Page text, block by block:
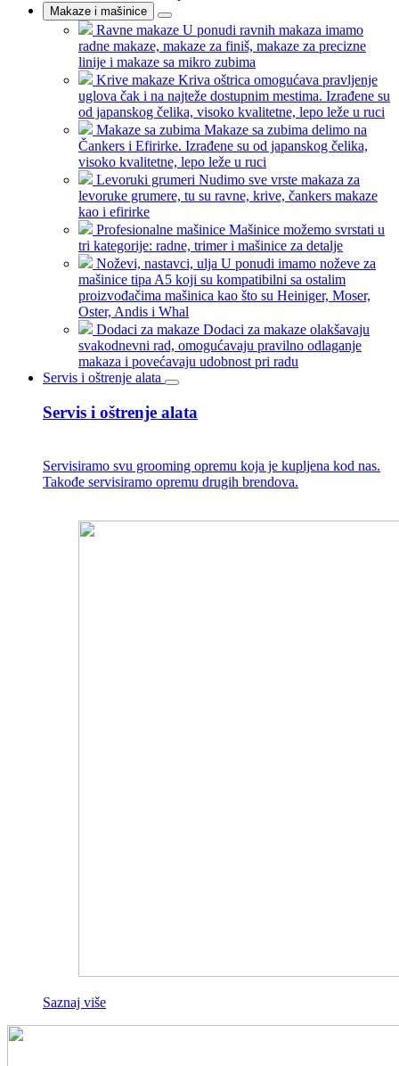
Makaze i mašinice
Ravne makaze U ponudi ravnih makaza imamo
radne makaze, makaze za finiš, makaze za precizne
linije i makaze sa mikro zubima
Krive makaze Kriva oštrica omogućava pravljenje
uglova čak i na najteže dostupnim mestima. Izrađene su
od japanskog čelika, visoko kvalitetne, lepo leže u ruci
Makaze sa zubima Makaze sa zubima delimo na
Čankers i Efirirke. Izrađene su od japanskog čelika,
visoko kvalitetne, lepo leže u ruci
Levoruki grumeri Nudimo sve vrste makaza za
levoruke grumere, tu su ravne, krive, čankers makaze
kao i efirirke
Profesionalne mašinice Mašinice možemo svrstati u
tri kategorije: radne, trimer i mašinice za detalje
Noževi, nastavci, ulja U ponudi imamo noževe za
mašinice tipa A5 koji su kompatibilni sa ostalim
proizvođačima mašinica kao što su Heiniger, Moser,
Oster, Andis i Whal
Dodaci za makaze Dodaci za makaze olakšavaju
svakodnevni rad, omogućavaju pravilno odlaganje
makaza i povećavaju udobnost pri radu
Servis i oštrenje alata
Servis i oštrenje alata
Servisiramo svu grooming opremu koja je kupljena kod nas.
Takođe servisiramo opremu drugih brendova.
Saznaj više